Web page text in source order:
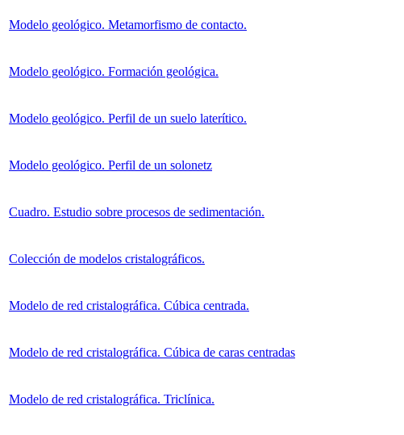
Modelo geológico. Metamorfismo de contacto.
Modelo geológico. Formación geológica.
Modelo geológico. Perfil de un suelo laterítico.
Modelo geológico. Perfil de un solonetz
Cuadro. Estudio sobre procesos de sedimentación.
Colección de modelos cristalográficos.
Modelo de red cristalográfica. Cúbica centrada.
Modelo de red cristalográfica. Cúbica de caras centradas
Modelo de red cristalográfica. Triclínica.